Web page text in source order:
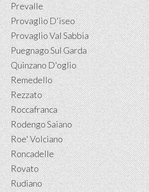
Prevalle
Provaglio D'iseo
Provaglio Val Sabbia
Puegnago Sul Garda
Quinzano D'oglio
Remedello
Rezzato
Roccafranca
Rodengo Saiano
Roe' Volciano
Roncadelle
Rovato
Rudiano